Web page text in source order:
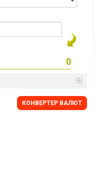
КОНВЕРТЕР ВАЛЮТ